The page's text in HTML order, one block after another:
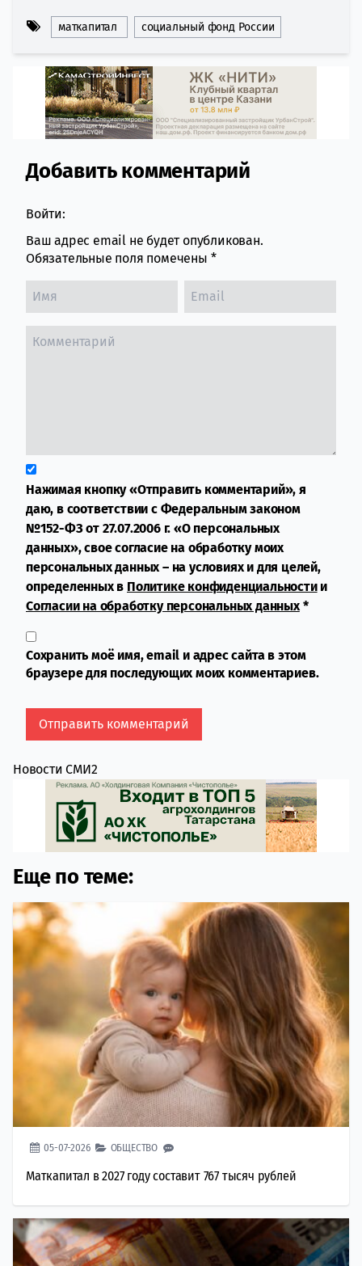
маткапитал социальный фонд России
Comment section
Добавить комментарий
Войти:
Ваш адрес email не будет опубликован.
Обязательные поля помечены *
Нажимая кнопку «Отправить комментарий», я
даю, в соответствии с Федеральным законом
№152-ФЗ от 27.07.2006 г. «О персональных
данных», свое согласие на обработку моих
персональных данных – на условиях и для целей,
определенных в Политике конфиденциальностии
Согласии на обработку персональных данных*
Сохранить моё имя, email и адрес сайта в этом
браузере для последующих моих комментариев.
Новости СМИ2
Еще по теме:
05-07-2026 ОБЩЕСТВО
Маткапитал в 2027 году составит 767 тысяч рублей